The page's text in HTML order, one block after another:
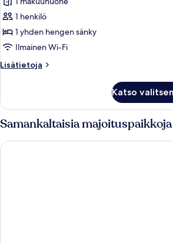
huonetyypin
Cosy
Single
with
Window
kuvat
1 henkilö
1 yhden hengen sänky
Ilmainen Wi-Fi
Lisätietoja
Lisätietoja
with
Window
Katso
Samankaltaisia majoituspaikkoja
Hampton by Hilton London Waterloo